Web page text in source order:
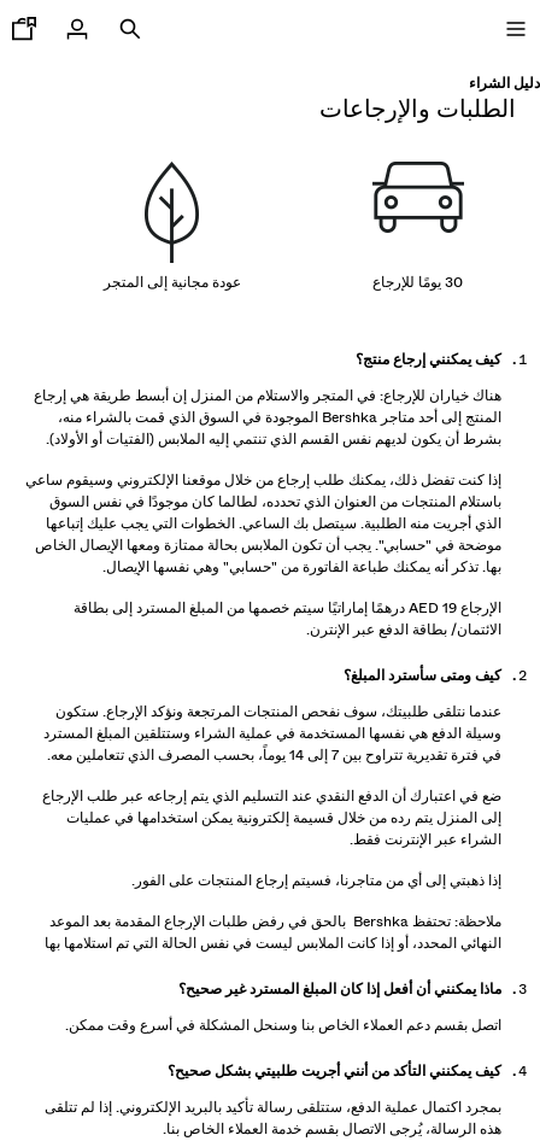
دليل الشراء
الطلبات والإرجاعات
30 يومًا للإرجاع عودة مجانية إلى المتجر
كيف يمكنني إرجاع منتج؟
هناك خياران للإرجاع: في المتجر والاستلام من المنزل إن أبسط طريقة هي إرجاع
المنتج إلى أحد متاجر Bershka الموجودة في السوق الذي قمت بالشراء منه،
بشرط أن يكون لديهم نفس القسم الذي تنتمي إليه الملابس (الفتيات أو الأولاد).
إذا كنت تفضل ذلك، يمكنك طلب إرجاع من خلال موقعنا الإلكتروني وسيقوم ساعي
باستلام المنتجات من العنوان الذي تحدده، لطالما كان موجودًا في نفس السوق
الذي أجريت منه الطلبية. سيتصل بك الساعي. الخطوات التي يجب عليك إتباعها
موضحة في "حسابي". يجب أن تكون الملابس بحالة ممتازة ومعها الإيصال الخاص
بها. تذكر أنه يمكنك طباعة الفاتورة من "حسابي" وهي نفسها الإيصال.
الإرجاع 19 AED درهمًا إماراتيًا سيتم خصمها من المبلغ المسترد إلى بطاقة
الائتمان/ بطاقة الدفع عبر الإنترن.
كيف ومتى سأسترد المبلغ؟
عندما نتلقى طلبيتك، سوف نفحص المنتجات المرتجعة ونؤكد الإرجاع. ستكون
وسيلة الدفع هي نفسها المستخدمة في عملية الشراء وستتلقين المبلغ المسترد
في فترة تقديرية تتراوح بين 7 إلى 14 يوماً، بحسب المصرف الذي تتعاملين معه.
ضع في اعتبارك أن الدفع النقدي عند التسليم الذي يتم إرجاعه عبر طلب الإرجاع
إلى المنزل يتم رده من خلال قسيمة إلكترونية يمكن استخدامها في عمليات
الشراء عبر الإنترنت فقط.
إذا ذهبتي إلى أي من متاجرنا، فسيتم إرجاع المنتجات على الفور.
ملاحظة: تحتفظ Bershka بالحق في رفض طلبات الإرجاع المقدمة بعد الموعد
النهائي المحدد، أو إذا كانت الملابس ليست في نفس الحالة التي تم استلامها بها
ماذا يمكنني أن أفعل إذا كان المبلغ المسترد غير صحيح؟
اتصل بقسم دعم العملاء الخاص بنا وسنحل المشكلة في أسرع وقت ممكن.
كيف يمكنني التأكد من أنني أجريت طلبيتي بشكل صحيح؟
بمجرد اكتمال عملية الدفع، ستتلقى رسالة تأكيد بالبريد الإلكتروني. إذا لم تتلقى
هذه الرسالة، يُرجى الاتصال بقسم خدمة العملاء الخاص بنا.
جديدنا
CURATED BY
COMBO WINS %
الكل
و قمصان بولو
شيرتات
وكارديغان
متناسقة
سباحة
موصى بها
مميزة
من نوعها
NEWSLETTER المساعدة